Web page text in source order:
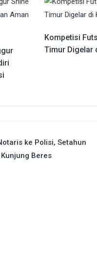
Kompetisi
Timur Digelar
ke Polisi, Setahun
Beres